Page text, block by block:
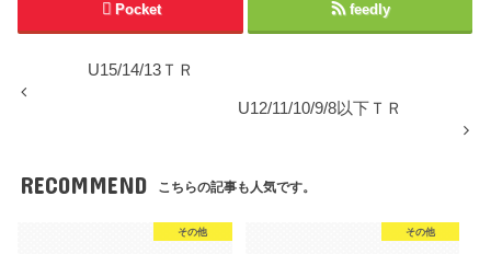
Pocket feedly
U15/14/13ＴＲ
U12/11/10/9/8以下ＴＲ
RECOMMEND こちらの記事も人気です。
その他 その他